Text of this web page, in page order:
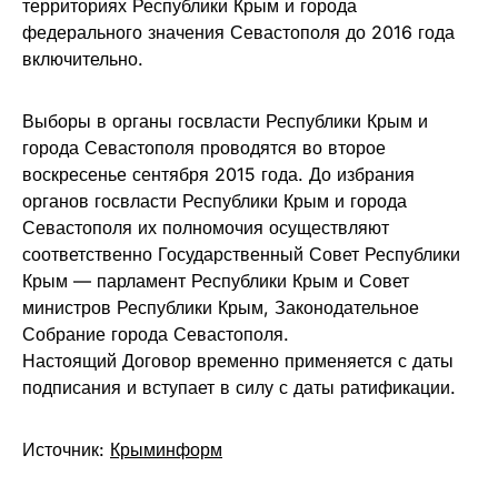
территориях Республики Крым и города
федерального значения Севастополя до 2016 года
включительно.
Выборы в органы госвласти Республики Крым и
города Севастополя проводятся во второе
воскресенье сентября 2015 года. До избрания
органов госвласти Республики Крым и города
Севастополя их полномочия осуществляют
соответственно Государственный Совет Республики
Крым — парламент Республики Крым и Совет
министров Республики Крым, Законодательное
Собрание города Севастополя.
Настоящий Договор временно применяется с даты
подписания и вступает в силу с даты ратификации.
Источник: Крыминформ